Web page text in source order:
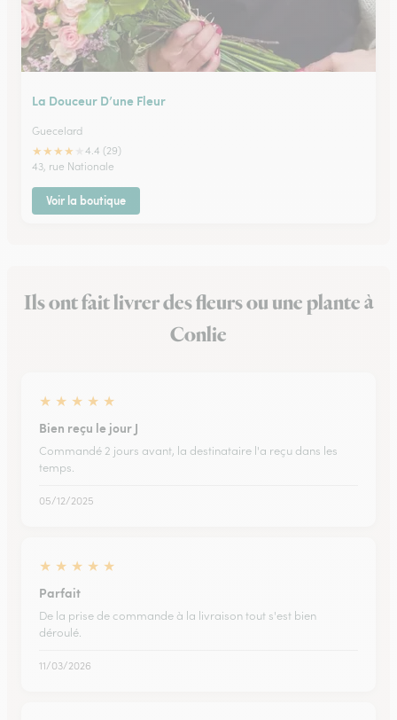
La Douceur D’une Fleur
Guecelard
★★★★
4.4 (29)
43, rue Nationale
Voir la boutique
Ils ont fait livrer des fleurs ou une plante à
Conlie
★ ★ ★ ★ ★
Bien reçu le jour J
Commandé 2 jours avant, la destinataire l'a reçu dans les
temps.
05/12/2025
★ ★ ★ ★ ★
Parfait
De la prise de commande à la livraison tout s'est bien
déroulé.
11/03/2026